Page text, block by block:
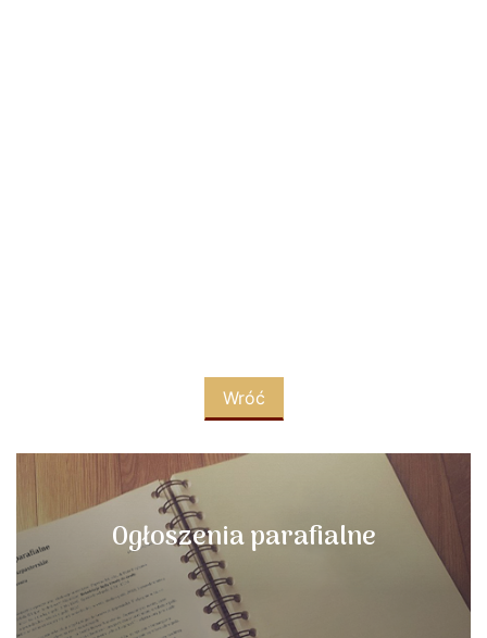
Wróć
Ogłoszenia parafialne